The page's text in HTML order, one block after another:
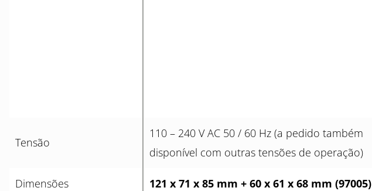
Tensão
110 – 240 V AC 50 / 60 Hz (a pedido também
disponível com outras tensões de operação)
Dimensões 121 x 71 x 85 mm + 60 x 61 x 68 mm (97005)